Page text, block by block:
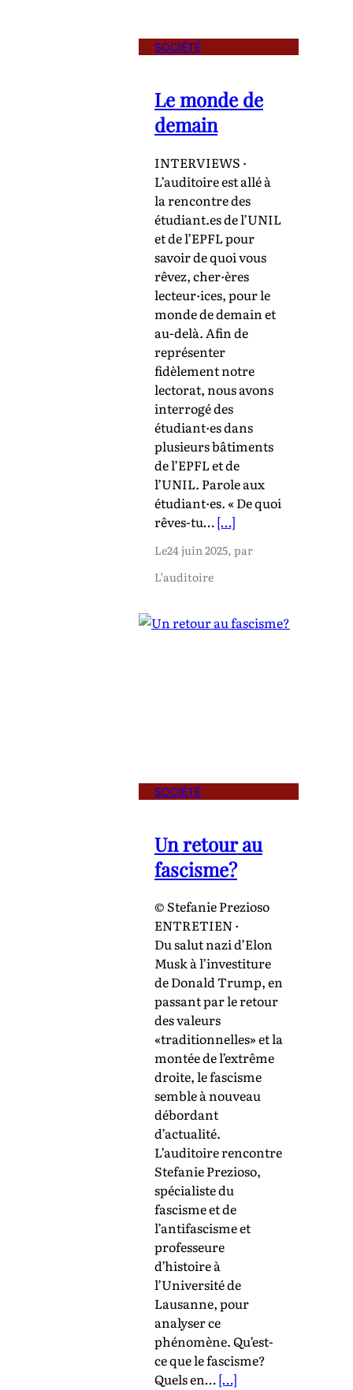
SOCIÉTÉ
Le monde de
demain
INTERVIEWS ·
L’auditoire est allé à
la rencontre des
étudiant.es de l’UNIL
et de l’EPFL pour
savoir de quoi vous
rêvez, cher·ères
lecteur·ices, pour le
monde de demain et
au-delà. Afin de
représenter
fidèlement notre
lectorat, nous avons
interrogé des
étudiant·es dans
plusieurs bâtiments
de l’EPFL et de
l’UNIL. Parole aux
étudiant·es. « De quoi
rêves-tu…[…]
Le24 juin 2025, par
L’auditoire
SOCIÉTÉ
Un retour au
fascisme?
© Stefanie Prezioso
ENTRETIEN ·
Du salut nazi d’Elon
Musk à l’investiture
de Donald Trump, en
passant par le retour
des valeurs
«traditionnelles» et la
montée de l’extrême
droite, le fascisme
semble à nouveau
débordant
d’actualité.
L’auditoire rencontre
Stefanie Prezioso,
spécialiste du
fascisme et de
l’antifascisme et
professeure
d’histoire à
l’Université de
Lausanne, pour
analyser ce
phénomène. Qu’est-
ce que le fascisme?
Quels en…[…]